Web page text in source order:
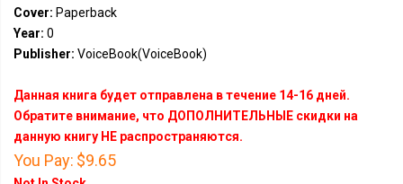
Cover: Paperback
Year: 0
Publisher: VoiceBook(VoiceBook)
Данная книга будет отправлена в течение 14-16 дней.
Обратите внимание, что ДОПОЛНИТЕЛЬНЫЕ скидки на
данную книгу НЕ распространяются.
You Pay: $9.65